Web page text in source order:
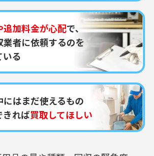
追加料金が心配で、
業者に依頼するのを
いる
にはまだ使えるもの
きれば買取してほしい